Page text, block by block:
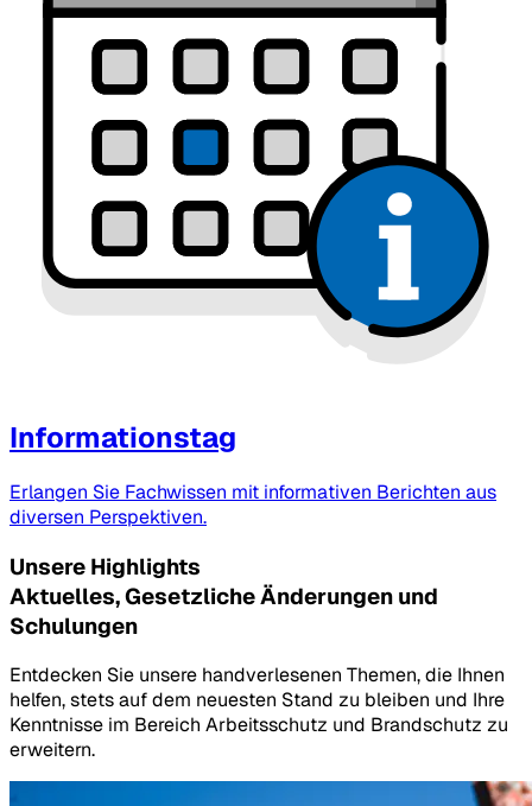
Informationstag
Erlangen Sie Fachwissen mit informativen Berichten aus
diversen Perspektiven.
Unsere Highlights
Aktuelles, Gesetzliche Änderungen und
Schulungen
Entdecken Sie unsere handverlesenen Themen, die Ihnen
helfen, stets auf dem neuesten Stand zu bleiben und Ihre
Kenntnisse im Bereich Arbeitsschutz und Brandschutz zu
erweitern.